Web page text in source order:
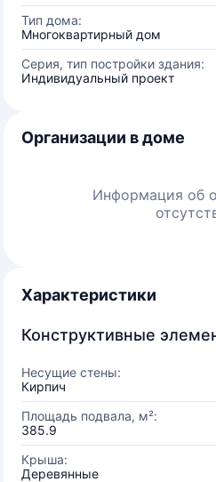
Тип дома:
Многоквартирный дом
Серия, тип постройки здания:
Индивидуальный проект
Организации в доме
Информация об
Характеристики
Конструктивные
Несущие стены:
Кирпич
Площадь подвала, м²:
385.9
Крыша:
Деревянные